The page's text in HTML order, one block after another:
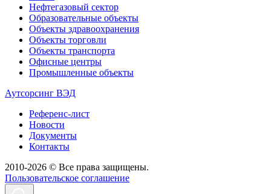
Нефтегазовый сектор
Образовательные объекты
Объекты здравоохранения
Объекты торговли
Объекты транспорта
Офисные центры
Промышленные объекты
Аутсорсинг ВЭД
Референс-лист
Новости
Документы
Контакты
2010-2026 © Все права защищены.
Пользовательское соглашение